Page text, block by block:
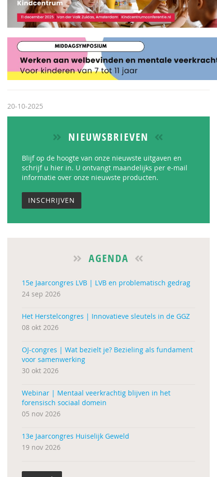
20-10-2025
NIEUWSBRIEVEN
Blijf op de hoogte van onze nieuwste uitgaven en
schrijf u hier in. U ontvangt maandelijks per e-mail
informatie over onze nieuwste producten.
INSCHRIJVEN
AGENDA
15e Jaarcongres LVB | LVB en problematisch gedrag
24 sep 2026
Het Herstelcongres | Innovatieve sleutels in de GGZ
08 okt 2026
OJ-congres | Wat bezielt je? Bezieling als fundament
voor samenwerking
30 okt 2026
Webinar | Mentaal veerkrachtig blijven in het
forensisch sociaal domein
05 nov 2026
13e Jaarcongres Huiselijk Geweld
19 nov 2026